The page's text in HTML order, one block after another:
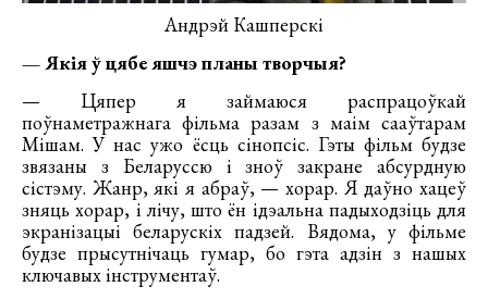
Андрэй Кашперскі
— Якія ў цябе яшчэ планы творчыя?
— Цяпер я займаюся распрацоўкай
поўнаметражнага фільма разам з маім сааўтарам
Мішам. У нас ужо ёсць сінопсіс. Гэты фільм будзе
звязаны з Беларуссю і зноў закране абсурдную
сістэму. Жанр, які я абраў, — хорар. Я даўно хацеў
зняць хорар, і лічу, што ён ідэальна падыходзіць для
экранізацыі беларускіх падзей. Вядома, у фільме
будзе прысутнічаць гумар, бо гэта адзін з нашых
ключавых інструментаў.